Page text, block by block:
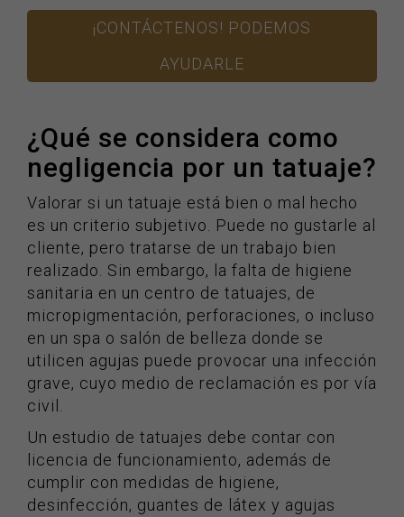
¡CONTÁCTENOS! PODEMOS
AYUDARLE
¿Qué se considera como
negligencia por un tatuaje?
Valorar si un tatuaje está bien o mal hecho
es un criterio subjetivo. Puede no gustarle al
cliente, pero tratarse de un trabajo bien
realizado. Sin embargo, la falta de higiene
sanitaria en un centro de tatuajes, de
micropigmentación, perforaciones, o incluso
en un spa o salón de belleza donde se
utilicen agujas puede provocar una infección
grave, cuyo medio de reclamación es por vía
civil.
Un estudio de tatuajes debe contar con
licencia de funcionamiento, además de
cumplir con medidas de higiene,
desinfección, guantes de látex y agujas